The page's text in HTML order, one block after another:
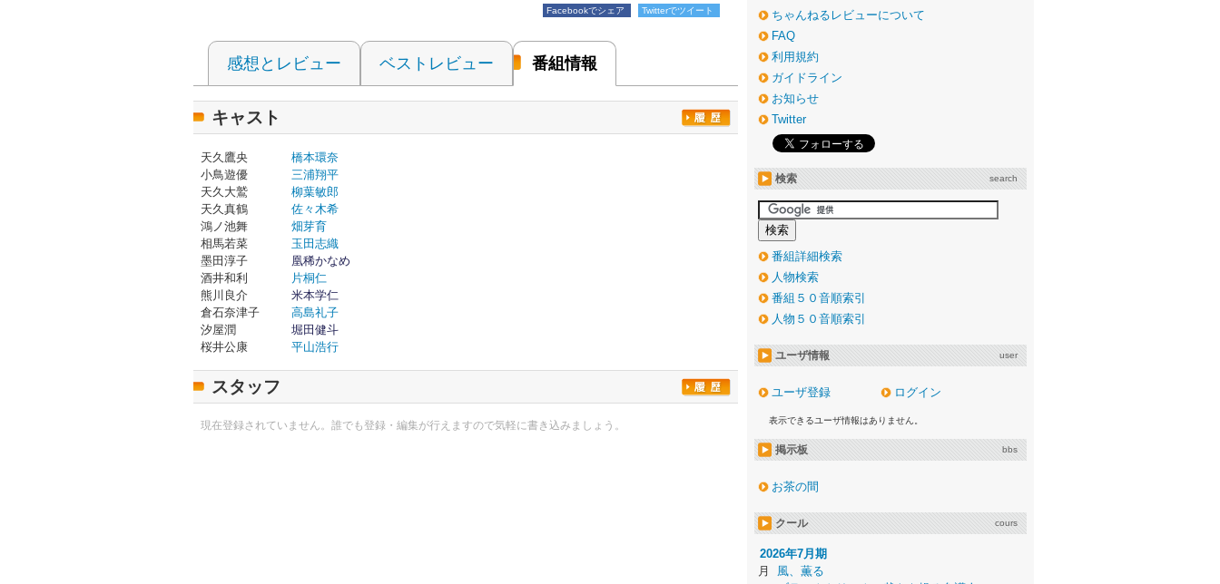
Facebookでシェア Twitterでツイート
感想とレビュー ベストレビュー 番組情報
キャスト
天久鷹央
橋本環奈
小鳥遊優
三浦翔平
天久大鷲
柳葉敏郎
天久真鶴
佐々木希
鴻ノ池舞
畑芽育
相馬若菜
玉田志織
墨田淳子
凰稀かなめ
酒井和利
片桐仁
熊川良介
米本学仁
倉石奈津子
高島礼子
汐屋潤
堀田健斗
桜井公康
平山浩行
スタッフ
現在登録されていません。誰でも登録・編集が行えますので気軽に書き込みましょう。
ちゃんねるレビューについて
FAQ
利用規約
ガイドライン
お知らせ
Twitter
検索 search
番組詳細検索
人物検索
番組５０音順索引
人物５０音順索引
ユーザ情報 user
ユーザ登録 ログイン
表示できるユーザ情報はありません。
掲示板 bbs
お茶の間
クール cours
2026年7月期
月
風、薫る